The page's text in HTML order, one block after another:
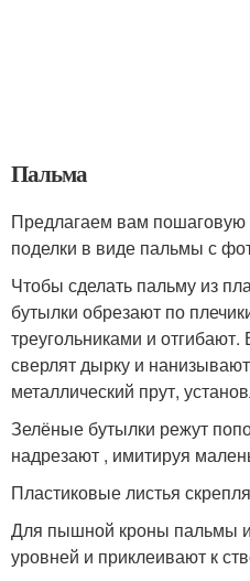
Пальма
Предлагаем вам пошаговую
поделки в виде пальмы с
Чтобы сделать пальму из
бутылки обрезают по
треугольниками и
сверлят дырку и
металлический прут,
Зелёные бутылки режут
надрезают , имитируя
Пластиковые листья
Для пышной кроны пальмы
уровней и приклеивают к